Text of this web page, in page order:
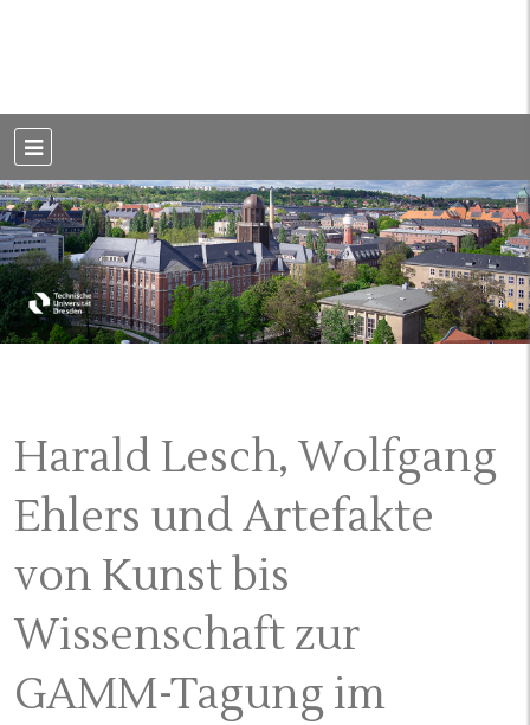
Dresden
Harald Lesch, Wolfgang
Ehlers und Artefakte
von Kunst bis
Wissenschaft zur
GAMM-Tagung im